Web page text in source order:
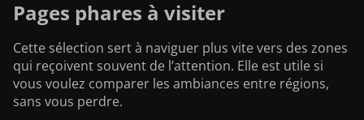
Pages phares à visiter
Cette sélection sert à naviguer plus vite vers des zones
qui reçoivent souvent de l’attention. Elle est utile si
vous voulez comparer les ambiances entre régions,
sans vous perdre.